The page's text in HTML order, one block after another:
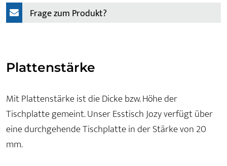
Frage zum Produkt?
Plattenstärke
Mit Plattenstärke ist die Dicke bzw. Höhe der
Tischplatte gemeint. Unser Esstisch Jozy verfügt über
eine durchgehende Tischplatte in der Stärke von 20
mm.